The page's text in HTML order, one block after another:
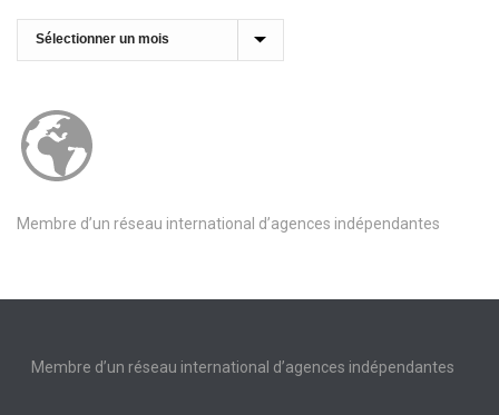
Archives
Membre d’un réseau international d’agences indépendantes
Membre d’un réseau international d’agences indépendantes